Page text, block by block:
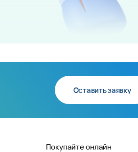
Оставить заявку
Покупайте онлайн